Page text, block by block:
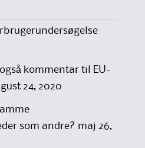
kommentar til EU-
24, 2020
som andre? maj 26,